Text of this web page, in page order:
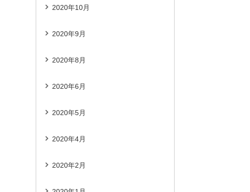
2020年10月
2020年9月
2020年8月
2020年6月
2020年5月
2020年4月
2020年2月